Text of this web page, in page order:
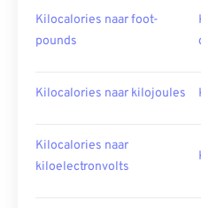
Kilocalories naar foot-
pounds
Kilocalories naar kilojoules
Kilocalories naar
kiloelectronvolts